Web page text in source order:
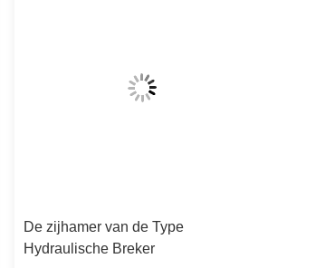
De zijhamer van de Type
Hydraulische Breker